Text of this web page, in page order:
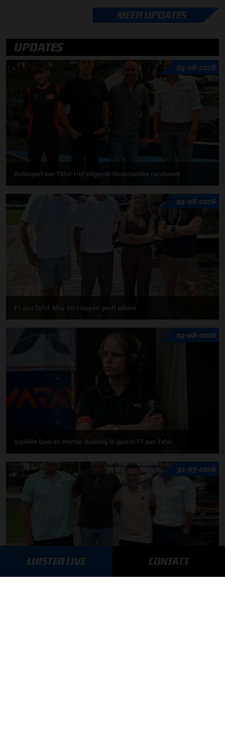
MEER UPDATES
UPDATES
05-08-2026
Autosport aan Tafel: Het volgende Nederlandse racetalent
03-08-2026
F1 aan Tafel: Max Verstappen geeft advies
03-08-2026
Daniëlle Geel en Werner Budding te gast in F1 aan Tafel
31-07-2026
F1 aan Tafel: De meerwaarde van Max
LUISTER LIVE CONTACT